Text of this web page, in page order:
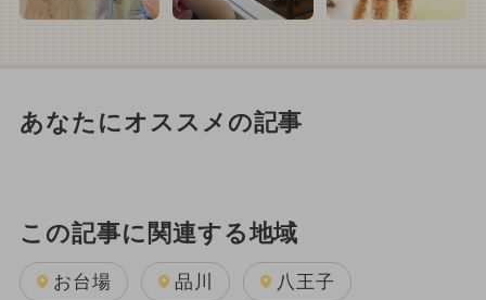
あなたにオススメの記事
この記事に関連する地域
お台場 品川 八王子